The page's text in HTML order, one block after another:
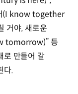
(I know together
거야, 새로운
tomorrow)” 등
로 만들어 갈
다.